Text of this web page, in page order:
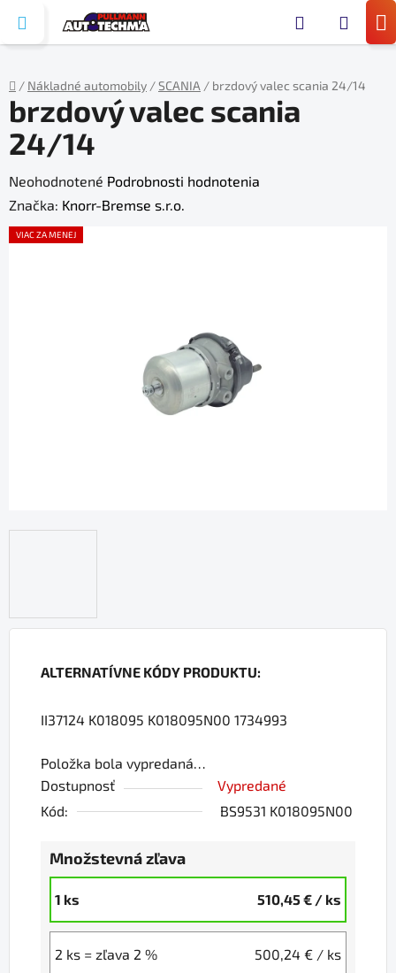
obsah
Domov
/ Nákladné automobily /SCANIA / brzdový valec scania 24/14
ALTERNATÍVNE KÓDY PRODUKTU:
II37124 K018095 K018095N00 1734993
Položka bola vypredaná…
Dostupnosť
Vypredané
Kód:
BS9531 K018095N00
Množstevná zľava
1 ks 510,45 € / ks
2 ks = zľava 2 % 500,24 € / ks
brzdový valec scania
24/14
Priemerné
hodnotenie
produktu
Neohodnotené Podrobnosti hodnotenia
Značka: Knorr-Bremse s.r.o.
VIAC ZA MENEJ